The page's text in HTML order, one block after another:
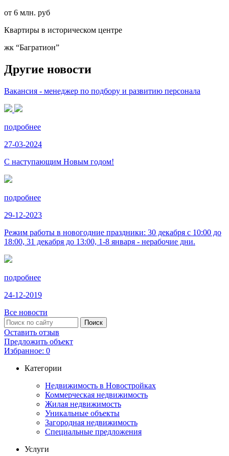
от 6 млн. руб
Квартиры в историческом центре
жк “Багратион”
Другие новости
Вакансия - менеджер по подбору и развитию персонала
подробнее
27-03-2024
С наступающим Новым годом!
подробнее
29-12-2023
Режим работы в новогодние праздники: 30 декабря с 10:00 до
18:00, 31 декабря до 13:00, 1-8 января - нерабочие дни.
подробнее
24-12-2019
Все новости
Оставить отзыв
Предложить объект
Избранное: 0
Категории
Недвижимость в Новостройках
Коммерческая недвижимость
Жилая недвижимость
Уникальные объекты
Загородная недвижимость
Специальные предложения
Услуги